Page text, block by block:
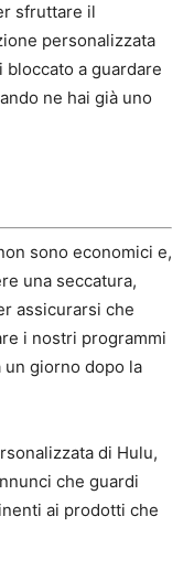
sfruttare il
personalizzata
a guardare
ne hai già uno
sono economici e,
una seccatura,
assicurarsi che
i nostri programmi
giorno dopo la
di Hulu,
che guardi
ai prodotti che